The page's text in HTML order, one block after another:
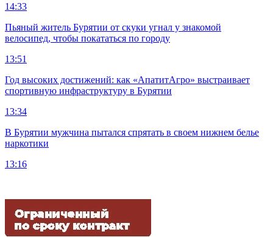
14:33
Пьяный житель Бурятии от скуки угнал у знакомой
велосипед, чтобы покататься по городу
13:51
Год высоких достижений: как «АпатитАгро» выстраивает
спортивную инфраструктуру в Бурятии
13:34
В Бурятии мужчина пытался спрятать в своем нижнем белье
наркотики
13:16